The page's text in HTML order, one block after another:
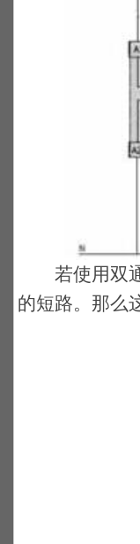
若使用双通
的短路。那么